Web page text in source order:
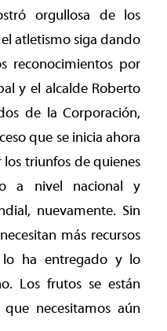
orgullosa de los
atletismo siga dando
reconocimientos por
y el alcalde Roberto
de la Corporación,
que se inicia ahora
triunfos de quienes
a nivel nacional y
nuevamente. Sin
más recursos
ha entregado y lo
Los frutos se están
necesitamos aún